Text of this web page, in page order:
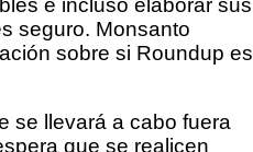
e incluso elaborar sus
seguro. Monsanto
sobre si Roundup es
se llevará a cabo fuera
que se realicen